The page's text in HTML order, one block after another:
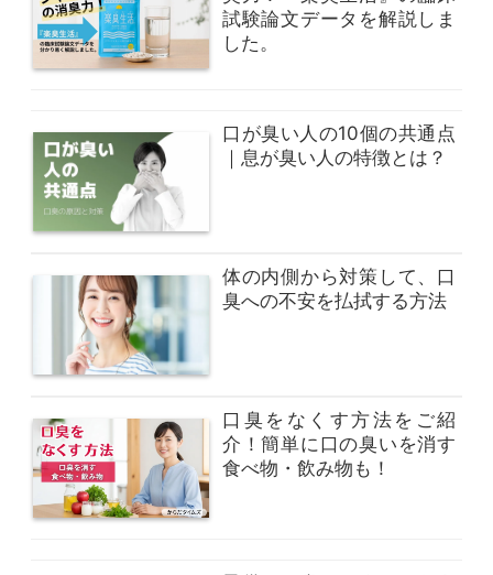
試験論文データを解説しま
した。
口が臭い人の10個の共通点
｜息が臭い人の特徴とは？
体の内側から対策して、口
臭への不安を払拭する方法
口臭をなくす方法をご紹
介！簡単に口の臭いを消す
食べ物・飲み物も！